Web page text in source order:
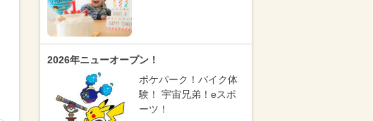
2026年ニューオープン！
ポケパーク！バイク体
験！ 宇宙兄弟！eスポ
ーツ！